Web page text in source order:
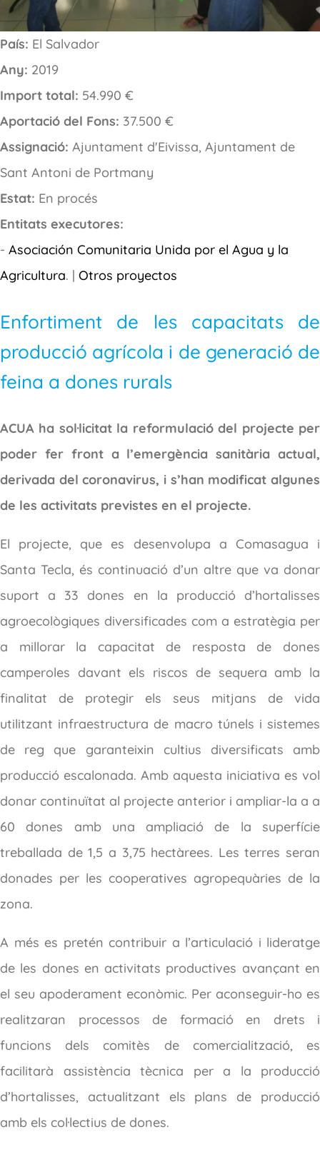
País: El Salvador
Any: 2019
Import total: 54.990 €
Aportació del Fons: 37.500 €
Assignació: Ajuntament d'Eivissa, Ajuntament de
Sant Antoni de Portmany
Estat: En procés
Entitats executores:
- Asociación Comunitaria Unida por el Agua y la
Agricultura. | Otros proyectos
Enfortiment de les capacitats de
producció agrícola i de generació de
feina a dones rurals
ACUA ha sol·licitat la reformulació del projecte per
poder fer front a l’emergència sanitària actual,
derivada del coronavirus, i s’han modificat algunes
de les activitats previstes en el projecte.
El projecte, que es desenvolupa a Comasagua i
Santa Tecla, és continuació d’un altre que va donar
suport a 33 dones en la producció d’hortalisses
agroecològiques diversificades com a estratègia per
a millorar la capacitat de resposta de dones
camperoles davant els riscos de sequera amb la
finalitat de protegir els seus mitjans de vida
utilitzant infraestructura de macro túnels i sistemes
de reg que garanteixin cultius diversificats amb
producció escalonada. Amb aquesta iniciativa es vol
donar continuïtat al projecte anterior i ampliar-la a a
60 dones amb una ampliació de la superfície
treballada de 1,5 a 3,75 hectàrees. Les terres seran
donades per les cooperatives agropequàries de la
zona.
A més es pretén contribuir a l’articulació i lideratge
de les dones en activitats productives avançant en
el seu apoderament econòmic. Per aconseguir-ho es
realitzaran processos de formació en drets i
funcions dels comitès de comercialització, es
facilitarà assistència tècnica per a la producció
d’hortalisses, actualitzant els plans de producció
amb els col·lectius de dones.